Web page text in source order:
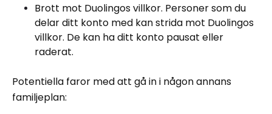
Brott mot Duolingos villkor. Personer som du
delar ditt konto med kan strida mot Duolingos
villkor. De kan ha ditt konto pausat eller
raderat.
Potentiella faror med att gå in i någon annans
familjeplan: